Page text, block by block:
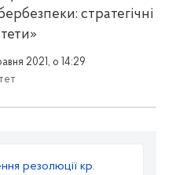
стратегічні
2021, о 14:29
резолюції кр.